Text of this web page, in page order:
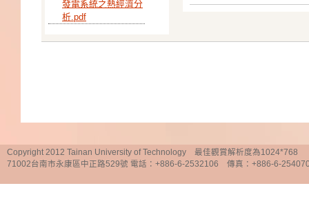
發電系統之熱經濟分
析.pdf
Copyright 2012 Tainan University of Technology 最佳觀賞解析度為1024*768
71002台南市永康區中正路529號 電話：+886-6-2532106 傳真：+886-6-